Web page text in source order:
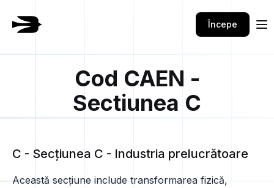
Începe
Cod CAEN -
Sectiunea C
C - Secţiunea C - Industria prelucrătoare
Această secțiune include transformarea fizică,